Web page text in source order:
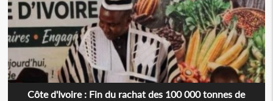
Côte d'Ivoire : Fin du rachat des 100 000 tonnes de